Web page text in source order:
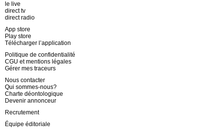
le live
direct tv
direct radio
App store
Play store
Télécharger l’application
Politique de confidentialité
CGU et mentions légales
Gérer mes traceurs
Nous contacter
Qui sommes-nous?
Charte déontologique
Devenir annonceur
Recrutement
Équipe éditoriale